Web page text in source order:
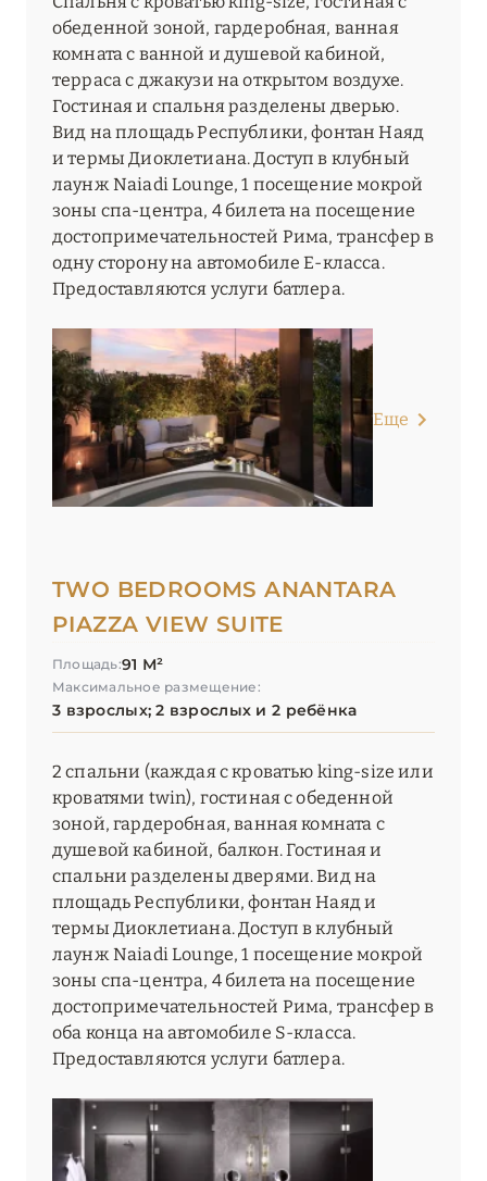
обеденной зоной, гардеробная, ванная
комната с ванной и душевой кабиной,
терраса с джакузи на открытом воздухе.
Гостиная и спальня разделены дверью.
Вид на площадь Республики, фонтан Наяд
и термы Диоклетиана. Доступ в клубный
лаунж Naiadi Lounge, 1 посещение мокрой
зоны спа-центра, 4 билета на посещение
достопримечательностей Рима, трансфер в
одну сторону на автомобиле E-класса.
Предоставляются услуги батлера.
Еще
TWO BEDROOMS ANANTARA
PIAZZA VIEW SUITE
Площадь:91 М²
Максимальное размещение:
3 взрослых; 2 взрослых и 2 ребёнка
2 спальни (каждая с кроватью king-size или
кроватями twin), гостиная с обеденной
зоной, гардеробная, ванная комната с
душевой кабиной, балкон. Гостиная и
спальни разделены дверями. Вид на
площадь Республики, фонтан Наяд и
термы Диоклетиана. Доступ в клубный
лаунж Naiadi Lounge, 1 посещение мокрой
зоны спа-центра, 4 билета на посещение
достопримечательностей Рима, трансфер в
оба конца на автомобиле S-класса.
Предоставляются услуги батлера.